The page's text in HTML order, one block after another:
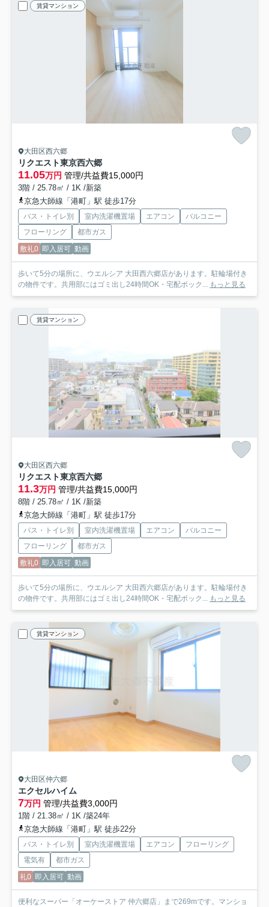
賃貸マンション
大田区西六郷
リクエスト東京西六郷
11.05万円 管理/共益費15,000円
3階 / 25.78㎡ / 1K /新築
京急大師線「港町」駅 徒歩17分
バス・トイレ別 室内洗濯機置場 エアコン
バルコニー
フローリング
都市ガス
敷礼0 即入居可 動画
歩いて5分の場所に、ウエルシア 大田西六郷店があります。駐輪場付き
の物件です。共用部にはゴミ出し24時間OK・宅配ボック... もっと見る
賃貸マンション
大田区西六郷
リクエスト東京西六郷
11.3万円 管理/共益費15,000円
8階 / 25.78㎡ / 1K /新築
京急大師線「港町」駅 徒歩17分
バス・トイレ別 室内洗濯機置場 エアコン
バルコニー
フローリング
都市ガス
敷礼0 即入居可 動画
歩いて5分の場所に、ウエルシア 大田西六郷店があります。駐輪場付き
の物件です。共用部にはゴミ出し24時間OK・宅配ボック... もっと見る
賃貸マンション
大田区仲六郷
エクセルハイム
7万円 管理/共益費3,000円
1階 / 21.38㎡ / 1K /築24年
京急大師線「港町」駅 徒歩22分
バス・トイレ別 室内洗濯機置場 エアコン
フローリング
電気有
都市ガス
礼0 即入居可 動画
便利なスーパー「オーケーストア 仲六郷店」まで269mです。マンショ